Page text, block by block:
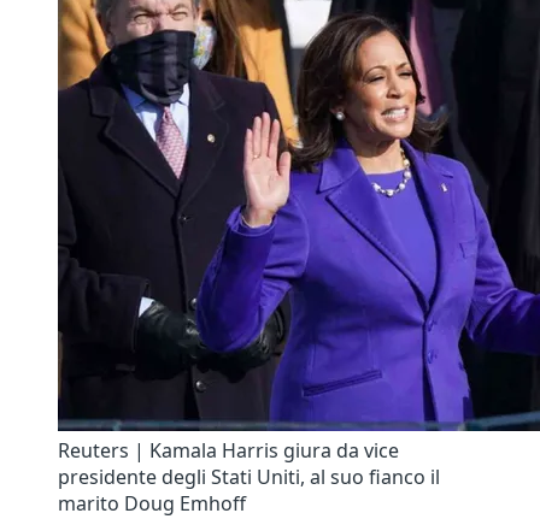
Reuters | Kamala Harris giura da vice
presidente degli Stati Uniti, al suo fianco il
marito Doug Emhoff